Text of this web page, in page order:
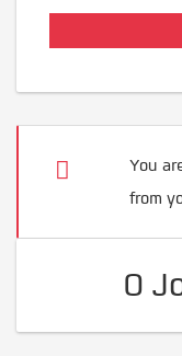
You
from
0